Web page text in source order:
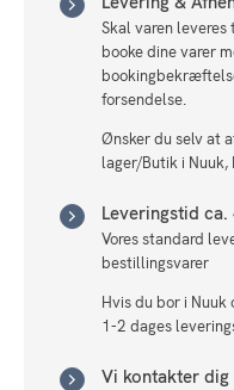
Skal varen leveres
booke dine varer
forsendelse.
Ønsker du selv at
lager/Butik i Nuuk,
Leveringstid
Vores standard
bestillingsvarer
Hvis du bor i Nuuk
1-2 dages
Vi kontakter